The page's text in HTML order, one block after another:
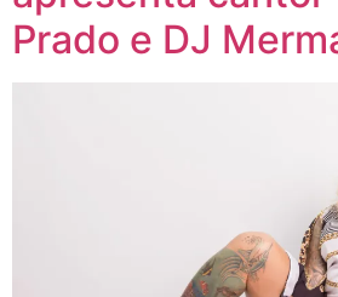
Prado e DJ